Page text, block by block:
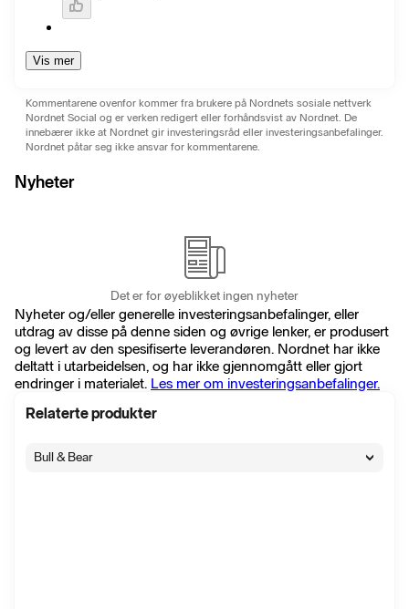
Vis mer
Kommentarene ovenfor kommer fra brukere på Nordnets sosiale nettverk
Nordnet Social og er verken redigert eller forhåndsvist av Nordnet. De
innebærer ikke at Nordnet gir investeringsråd eller investeringsanbefalinger.
Nordnet påtar seg ikke ansvar for kommentarene.
Nyheter
Det er for øyeblikket ingen nyheter
Nyheter og/eller generelle investeringsanbefalinger, eller
utdrag av disse på denne siden og øvrige lenker, er produsert
og levert av den spesifiserte leverandøren. Nordnet har ikke
deltatt i utarbeidelsen, og har ikke gjennomgått eller gjort
endringer i materialet. Les mer om investeringsanbefalinger.
Relaterte produkter
Bull & Bear